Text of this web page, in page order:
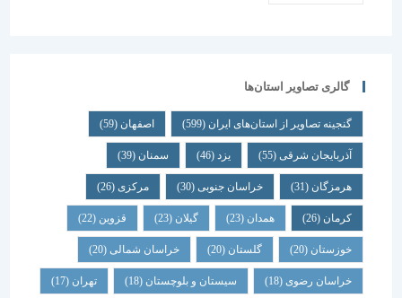
گالری تصاویر استان‌ها
گنجینه تصاویر از استان‌های ایران(599) اصفهان(59)
آذربایجان شرقی (55)
(46) سمنان(39)
هرمزگان(31) خراسان جنوبی(30) مرکزی(26)
کرمان(26) همدان(23) گیلان(23) قزوین(22)
خوزستان(20) گلستان(20) خراسان شمالی(20)
خراسان رضوی(18) سیستان و بلوچستان(18) تهران(17)